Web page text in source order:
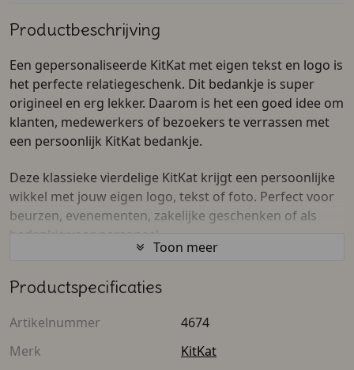
Productbeschrijving
Een gepersonaliseerde KitKat met eigen tekst en logo is
het perfecte relatiegeschenk. Dit bedankje is super
origineel en erg lekker. Daarom is het een goed idee om
klanten, medewerkers of bezoekers te verrassen met
een persoonlijk KitKat bedankje.
Deze klassieke vierdelige KitKat krijgt een persoonlijke
wikkel met jouw eigen logo, tekst of foto. Perfect voor
beurzen, evenementen, zakelijke geschenken of als
bedankje voor personeel.
geschikt voor bedrijfspromotie. Een gepersonaliseerde
Extra informatie: Het gaat om de Nestlé KitKat 4 Finger
Toon meer
Productspecificaties
Artikelnummer
4674
Merk
KitKat